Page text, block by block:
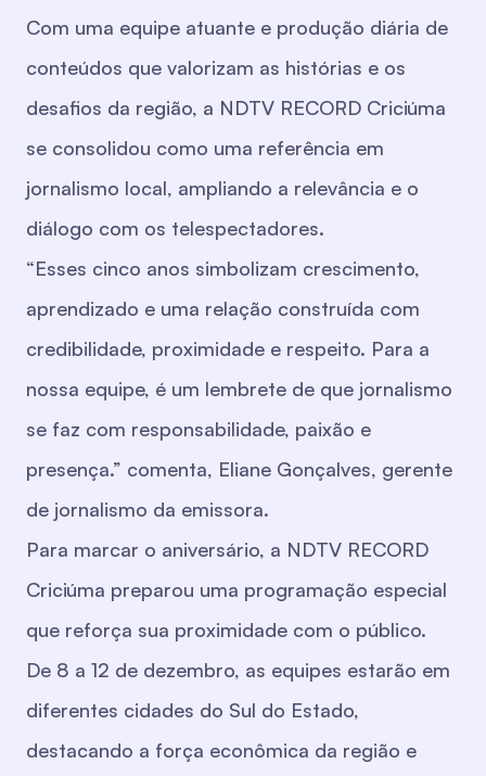
Com uma equipe atuante e produção diária de
conteúdos que valorizam as histórias e os
desafios da região, a NDTV RECORD Criciúma
se consolidou como uma referência em
jornalismo local, ampliando a relevância e o
diálogo com os telespectadores.
“Esses cinco anos simbolizam crescimento,
aprendizado e uma relação construída com
credibilidade, proximidade e respeito. Para a
nossa equipe, é um lembrete de que jornalismo
se faz com responsabilidade, paixão e
presença.” comenta, Eliane Gonçalves, gerente
de jornalismo da emissora.
Para marcar o aniversário, a NDTV RECORD
Criciúma preparou uma programação especial
que reforça sua proximidade com o público.
De 8 a 12 de dezembro, as equipes estarão em
diferentes cidades do Sul do Estado,
destacando a força econômica da região e